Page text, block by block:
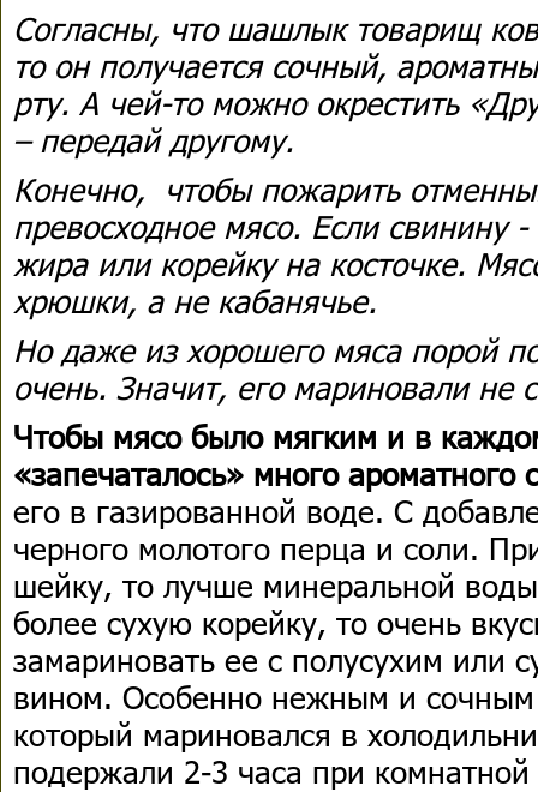
Согласны, что шашлык товарищ
то он получается сочный,
рту. А чей-то можно окрестить
– передай другому.
Конечно, чтобы пожарить
превосходное мясо. Если свинину
жира или корейку на косточке.
хрюшки, а не кабанячье.
Но даже из хорошего мяса порой
очень. Значит, его мариновали не
Чтобы мясо было мягким и в
«запечаталось» много ароматного
его в газированной воде. С
черного молотого перца и соли.
шейку, то лучше минеральной
более сухую корейку, то очень
замариновать ее с полусухим или
вином. Особенно нежным и
который мариновался в
подержали 2-3 часа при комнатной